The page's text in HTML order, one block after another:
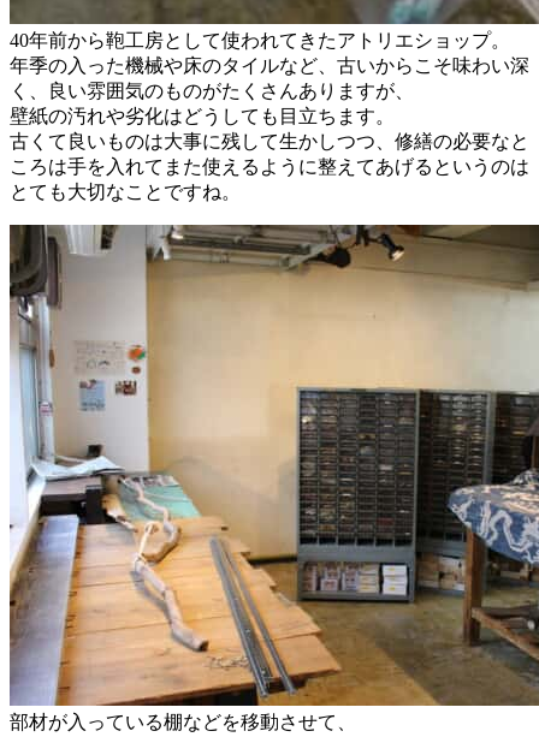
40年前から鞄工房として使われてきたアトリエショップ。
年季の入った機械や床のタイルなど、古いからこそ味わい深
く、良い雰囲気のものがたくさんありますが、
壁紙の汚れや劣化はどうしても目立ちます。
古くて良いものは大事に残して生かしつつ、修繕の必要なと
ころは手を入れてまた使えるように整えてあげるというのは
とても大切なことですね。
部材が入っている棚などを移動させて、